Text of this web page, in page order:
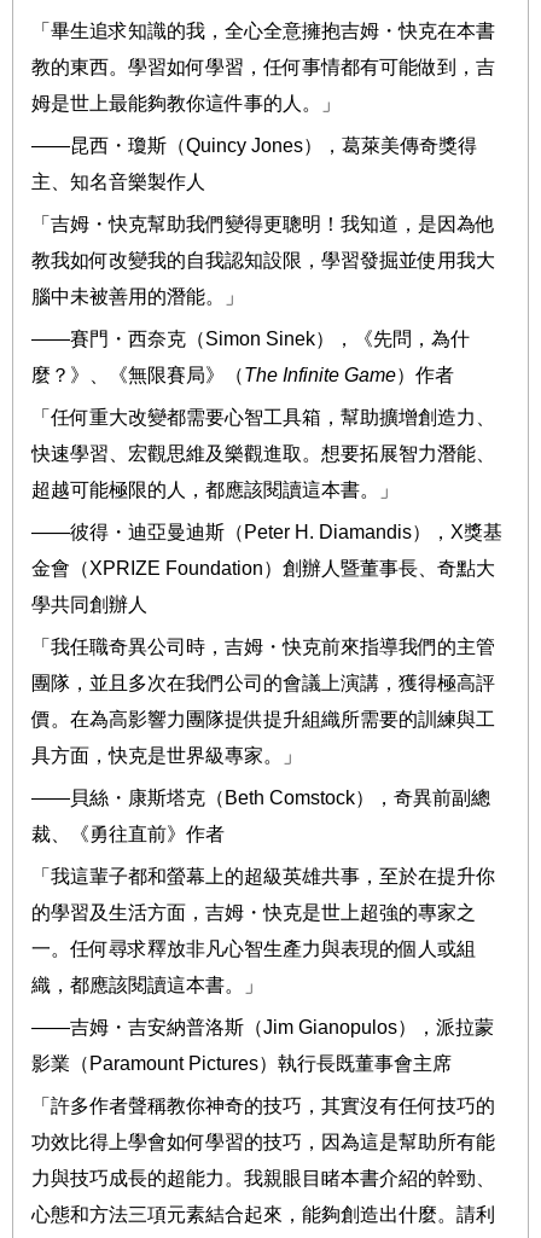
「畢生追求知識的我，全心全意擁抱吉姆・快克在本書
教的東西。學習如何學習，任何事情都有可能做到，吉
姆是世上最能夠教你這件事的人。」
――昆西・瓊斯（Quincy Jones），葛萊美傳奇獎得
主、知名音樂製作人
「 吉姆・快克幫助我們變得更聰明！我知道，是因為他
教我如何改變我的自我認知設限，學習發掘並使用我大
腦中未被善用的潛能。」
――賽門 ・ 西奈克（Simon Sinek），《先問，為什
麼？》、《無限賽局》（The Infinite Game）作者
「任何重大改變都需要心智工具箱，幫助擴增創造力、
快速學習、宏觀思維及樂觀進取。想要拓展智力潛能、
超越可能極限的人，都應該閱讀這本書。」
――彼得・迪亞曼迪斯（ Peter H. Diamandis）， X獎基
金會（XPRIZE Foundation）創辦人暨董事長、奇點大
學共同創辦人
「我任職奇異公司時，吉姆・快克前來指導我們的主管
團隊，並且多次在我們公司的會議上演講，獲得極高評
價。在為高影響力團隊提供提升組織所需要的訓練與工
具方面，快克是世界級專家。」
――貝絲・康斯塔克（ Beth Comstock），奇異前副總
裁、《勇往直前》作者
「我這輩子都和螢幕上的超級英雄共事，至於在提升你
的學習及生活方面，吉姆・快克是世上超強的專家之
一。任何尋求釋放非凡心智生產力與表現的個人或組
織，都應該閱讀這本書。」
――吉姆・吉安納普洛斯（Jim Gianopulos），派拉蒙
影業（ Paramount Pictures）執行長既董事會主席
「許多作者聲稱教你神奇的技巧，其實沒有任何技巧的
功效比得上學會如何學習的技巧，因為這是幫助所有能
力與技巧成長的超能力。我親眼目睹本書介紹的幹勁、
心態和方法三項元素結合起來，能夠創造出什麼。請利